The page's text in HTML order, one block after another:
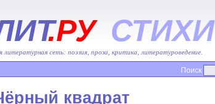
.РУ СТИХИ
литературная сеть: поэзия, проза, критика, литературоведение.
Поиск
квадрат